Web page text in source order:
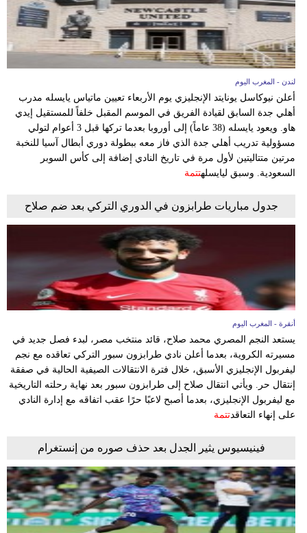
فيديو
سيارات
لندن - المغرب اليوم
أعلن نيوكاسل يونايتد الإنجليزي يوم الأربعاء تعيين ماتياس يايسله مدرب
أهلي جدة السابق لقيادة الفريق في الموسم المقبل خلفاً للمستقيل إيدي
هاو. ويعود يايسله (38 عاماً) إلى أوروبا بعدما تركها قبل 3 أعوام لتولي
مسؤولية تدريب أهلي جدة الذي فاز معه ببطولة دوري أبطال آسيا للنخبة
مرتين متتاليتين لأول مرة في تاريخ النادي إضافة إلى كأس السوبر
السعودية. وسبق ليايسلهتتمة
جدول مباريات طرابزون في الدوري التركي بعد ضم صلاح
أنقرة - المغرب اليوم
يستعد النجم المصري محمد صلاح، قائد منتخب مصر، لبدء فصل جديد في
مسيرته الكروية، بعدما أعلن نادي طرابزون سبور التركي تعاقده مع نجم
ليفربول الإنجليزي الأسبق، خلال فترة الانتقالات الصيفية الحالية في صفقة
إنتقال حر. ويأتي انتقال صلاح إلى طرابزون سبور بعد نهاية رحلته التاريخية
مع ليفربول الإنجليزي، بعدما أصبح لاعبًا حرًا عقب اتفاقه مع إدارة النادي
على إنهاء التعاقدتتمة
فينيسيوس يثير الجدل بعد حذف صوره من إنستغرام